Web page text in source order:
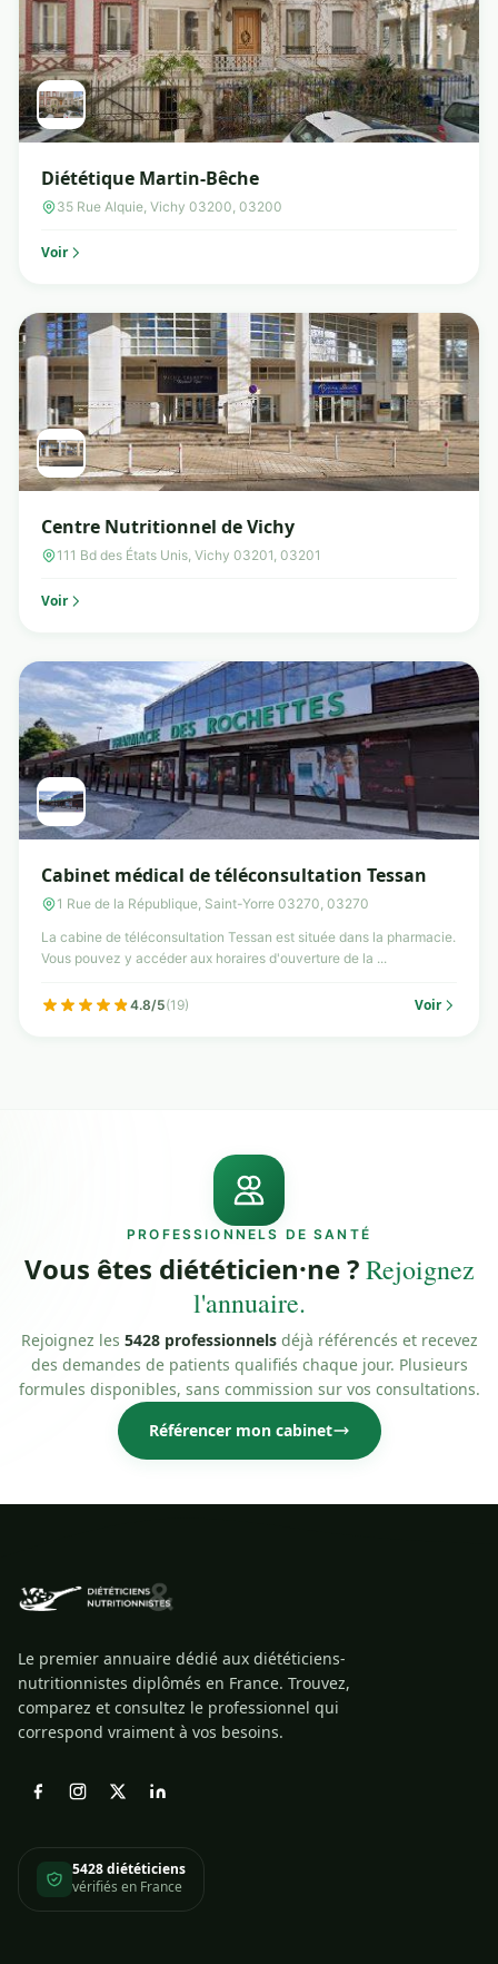
Diététique Martin-Bêche
35 Rue Alquie, Vichy 03200, 03200
Voir
Centre Nutritionnel de Vichy
111 Bd des États Unis, Vichy 03201, 03201
Voir
Cabinet médical de téléconsultation Tessan
1 Rue de la République, Saint-Yorre 03270, 03270
La cabine de téléconsultation Tessan est située dans la pharmacie.
Vous pouvez y accéder aux horaires d'ouverture de la ...
4.8/5(19) Voir
PROFESSIONNELS DE SANTÉ
Vous êtes diététicien·ne ?Rejoignez
l'annuaire.
Rejoignez les 5428 professionnelsdéjà référencés et recevez
des demandes de patients qualifiés chaque jour. Plusieurs
formules disponibles, sans commission sur vos consultations.
Référencer mon cabinet
Le premier annuaire dédié aux diététiciens-
nutritionnistes diplômés en France. Trouvez,
comparez et consultez le professionnel qui
correspond vraiment à vos besoins.
5428 diététiciens
vérifiés en France